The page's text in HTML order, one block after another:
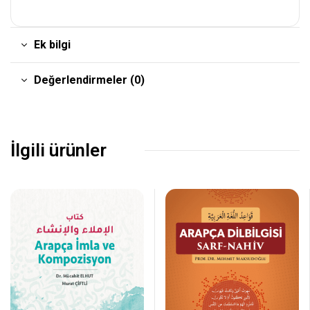
Ek bilgi
Değerlendirmeler (0)
İlgili ürünler